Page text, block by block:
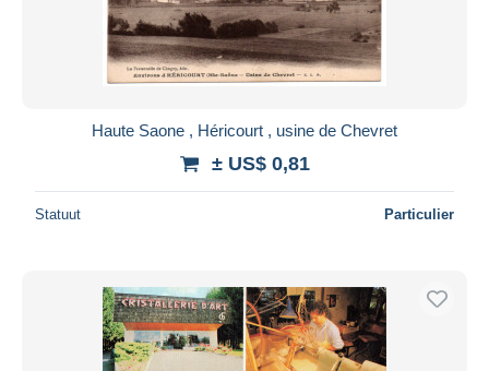
Haute Saone , Héricourt , usine de Chevret
± US$ 0,81
Statuut Particulier